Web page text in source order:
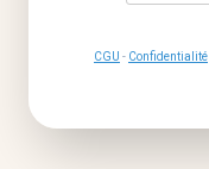
CGU - Confidentialité